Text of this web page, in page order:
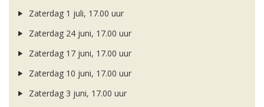
Zaterdag 1 juli, 17.00 uur
Zaterdag 24 juni, 17.00 uur
Zaterdag 17 juni, 17.00 uur
Zaterdag 10 juni, 17.00 uur
Zaterdag 3 juni, 17.00 uur